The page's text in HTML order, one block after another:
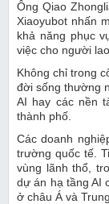
Ông Qiao
Xiaoyubot nhấn
khả năng phục
việc cho người
Không chỉ trong
đời sống thường
AI hay các nền
thành phố.
Các doanh
trường quốc tế.
vùng lãnh thổ,
dự án hạ tầng AI
ở châu Á và